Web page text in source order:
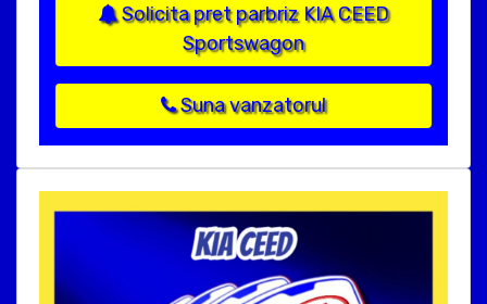
Solicita pret parbriz KIA CEED
Sportswagon
Suna vanzatorul